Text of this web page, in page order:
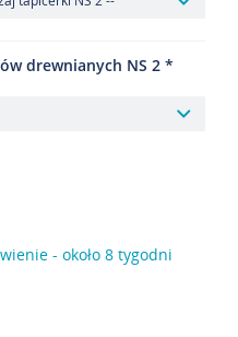
drewnianych NS 2
- około 8 tygodni